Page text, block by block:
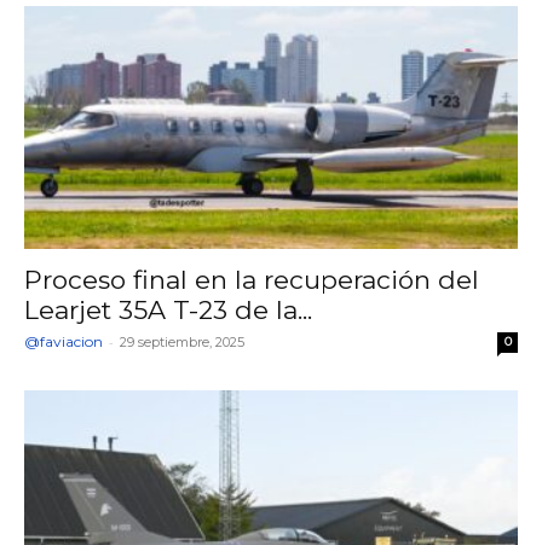
Proceso final en la recuperación del
Learjet 35A T-23 de la...
@faviacion - 29 septiembre, 2025 0